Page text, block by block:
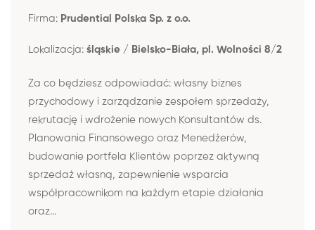
Firma: Prudential Polska Sp. z o.o.
Lokalizacja: śląskie / Bielsko-Biała, pl. Wolności 8/2
Za co będziesz odpowiadać: własny biznes
przychodowy i zarządzanie zespołem sprzedaży,
rekrutację i wdrożenie nowych Konsultantów ds.
Planowania Finansowego oraz Menedżerów,
budowanie portfela Klientów poprzez aktywną
sprzedaż własną, zapewnienie wsparcia
współpracownikom na każdym etapie działania
oraz...